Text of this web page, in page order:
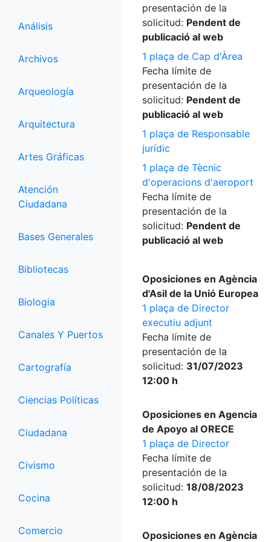
Análisis
Archivos
Arqueología
Arquitectura
Artes Gráficas
Atención
Ciudadana
Bases Generales
Bibliotecas
Biologia
Canales Y Puertos
Cartografía
Ciencias Políticas
Ciudadana
Civismo
Cocina
Comercio
presentación de la
solicitud: Pendent de
publicació al web
1 plaça de Cap d'Àrea
Fecha límite de
presentación de la
solicitud: Pendent de
publicació al web
1 plaça de Responsable
jurídic
1 plaça de Tècnic
d'operacions d'aeroport
Fecha límite de
presentación de la
solicitud: Pendent de
publicació al web
Oposiciones en Agència
d'Asil de la Unió Europea
1 plaça de Director
executiu adjunt
Fecha límite de
presentación de la
solicitud: 31/07/2023
12:00 h
Oposiciones en Agencia
de Apoyo al ORECE
1 plaça de Director
Fecha límite de
presentación de la
solicitud: 18/08/2023
12:00 h
Oposiciones en Agència